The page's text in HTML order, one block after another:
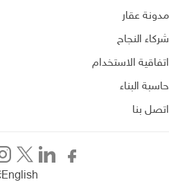
مدونة عقار
شركاء النجاح
اتفاقية الاستخدام
حاسبة البناء
اتصل بنا
English